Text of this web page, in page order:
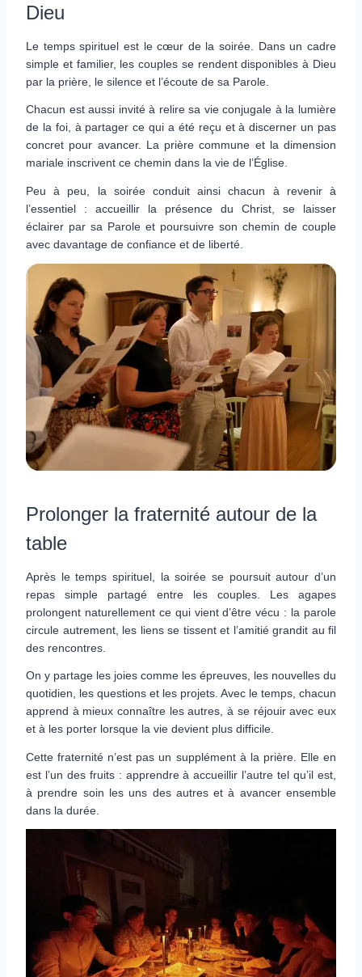
Dieu
Le temps spirituel est le cœur de la soirée. Dans un cadre
simple et familier, les couples se rendent disponibles à Dieu
par la prière, le silence et l’écoute de sa Parole.
Chacun est aussi invité à relire sa vie conjugale à la lumière
de la foi, à partager ce qui a été reçu et à discerner un pas
concret pour avancer. La prière commune et la dimension
mariale inscrivent ce chemin dans la vie de l’Église.
Peu à peu, la soirée conduit ainsi chacun à revenir à
l’essentiel : accueillir la présence du Christ, se laisser
éclairer par sa Parole et poursuivre son chemin de couple
avec davantage de confiance et de liberté.
Prolonger la fraternité autour de la
table
Après le temps spirituel, la soirée se poursuit autour d’un
repas simple partagé entre les couples. Les agapes
prolongent naturellement ce qui vient d’être vécu : la parole
circule autrement, les liens se tissent et l’amitié grandit au fil
des rencontres.
On y partage les joies comme les épreuves, les nouvelles du
quotidien, les questions et les projets. Avec le temps, chacun
apprend à mieux connaître les autres, à se réjouir avec eux
et à les porter lorsque la vie devient plus difficile.
Cette fraternité n’est pas un supplément à la prière. Elle en
est l’un des fruits : apprendre à accueillir l’autre tel qu’il est,
à prendre soin les uns des autres et à avancer ensemble
dans la durée.